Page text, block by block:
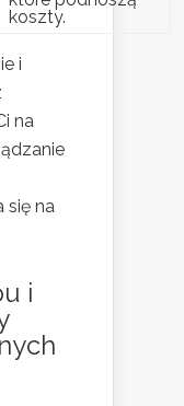
koszty.
i
na
się na
i